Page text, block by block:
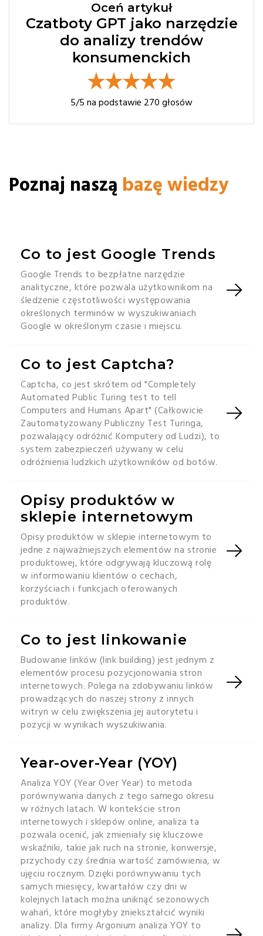
Oceń artykuł
Czatboty GPT jako narzędzie
do analizy trendów
konsumenckich
5/5 na podstawie 270 głosów
Poznaj naszą bazę wiedzy
Co to jest Google Trends
Google Trends to bezpłatne narzędzie
analityczne, które pozwala użytkownikom na
śledzenie częstotliwości występowania
określonych terminów w wyszukiwaniach
Google w określonym czasie i miejscu.
Co to jest Captcha?
Captcha, co jest skrótem od "Completely
Automated Public Turing test to tell
Computers and Humans Apart" (Całkowicie
Zautomatyzowany Publiczny Test Turinga,
pozwalający odróżnić Komputery od Ludzi), to
system zabezpieczeń używany w celu
odróżnienia ludzkich użytkowników od botów.
Opisy produktów w
sklepie internetowym
Opisy produktów w sklepie internetowym to
jedne z najważniejszych elementów na stronie
produktowej, które odgrywają kluczową rolę
w informowaniu klientów o cechach,
korzyściach i funkcjach oferowanych
produktów.
Co to jest linkowanie
Budowanie linków (link building) jest jednym z
elementów procesu pozycjonowania stron
internetowych. Polega na zdobywaniu linków
prowadzących do naszej strony z innych
witryn w celu zwiększenia jej autorytetu i
pozycji w wynikach wyszukiwania.
Year-over-Year (YOY)
Analiza YOY (Year Over Year) to metoda
porównywania danych z tego samego okresu
w różnych latach. W kontekście stron
internetowych i sklepów online, analiza ta
pozwala ocenić, jak zmieniały się kluczowe
wskaźniki, takie jak ruch na stronie, konwersje,
przychody czy średnia wartość zamówienia, w
ujęciu rocznym. Dzięki porównywaniu tych
samych miesięcy, kwartałów czy dni w
kolejnych latach można uniknąć sezonowych
wahań, które mogłyby zniekształcić wyniki
analizy. Dla firmy Argonium analiza YOY to